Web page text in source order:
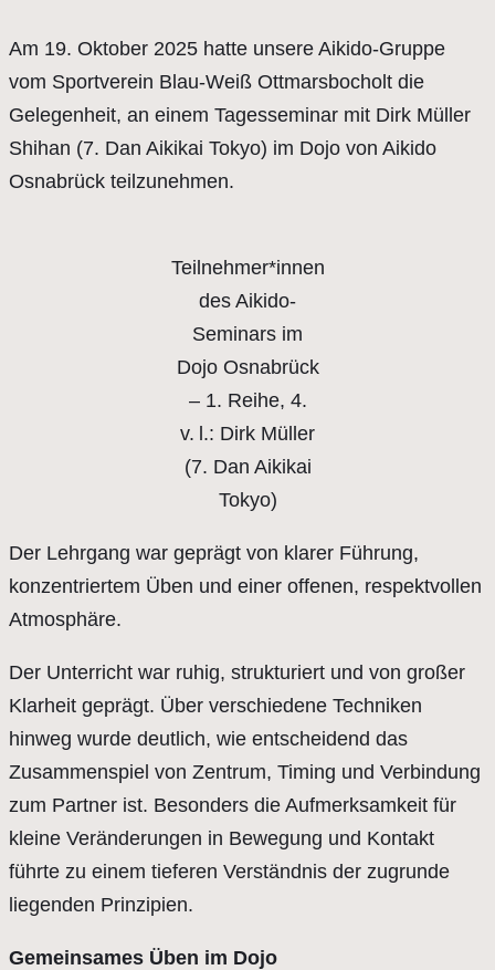
Am 19. Oktober 2025 hatte unsere Aikido-Gruppe
vom Sportverein Blau-Weiß Ottmarsbocholt die
Gelegenheit, an einem Tagesseminar mit Dirk Müller
Shihan (7. Dan Aikikai Tokyo) im Dojo von Aikido
Osnabrück teilzunehmen.
Teilnehmer*innen
des Aikido-
Seminars im
Dojo Osnabrück
– 1. Reihe, 4.
v. l.: Dirk Müller
(7. Dan Aikikai
Tokyo)
Der Lehrgang war geprägt von klarer Führung,
konzentriertem Üben und einer offenen, respektvollen
Atmosphäre.
Der Unterricht war ruhig, strukturiert und von großer
Klarheit geprägt. Über verschiedene Techniken
hinweg wurde deutlich, wie entscheidend das
Zusammenspiel von Zentrum, Timing und Verbindung
zum Partner ist. Besonders die Aufmerksamkeit für
kleine Veränderungen in Bewegung und Kontakt
führte zu einem tieferen Verständnis der zugrunde
liegenden Prinzipien.
Gemeinsames Üben im Dojo